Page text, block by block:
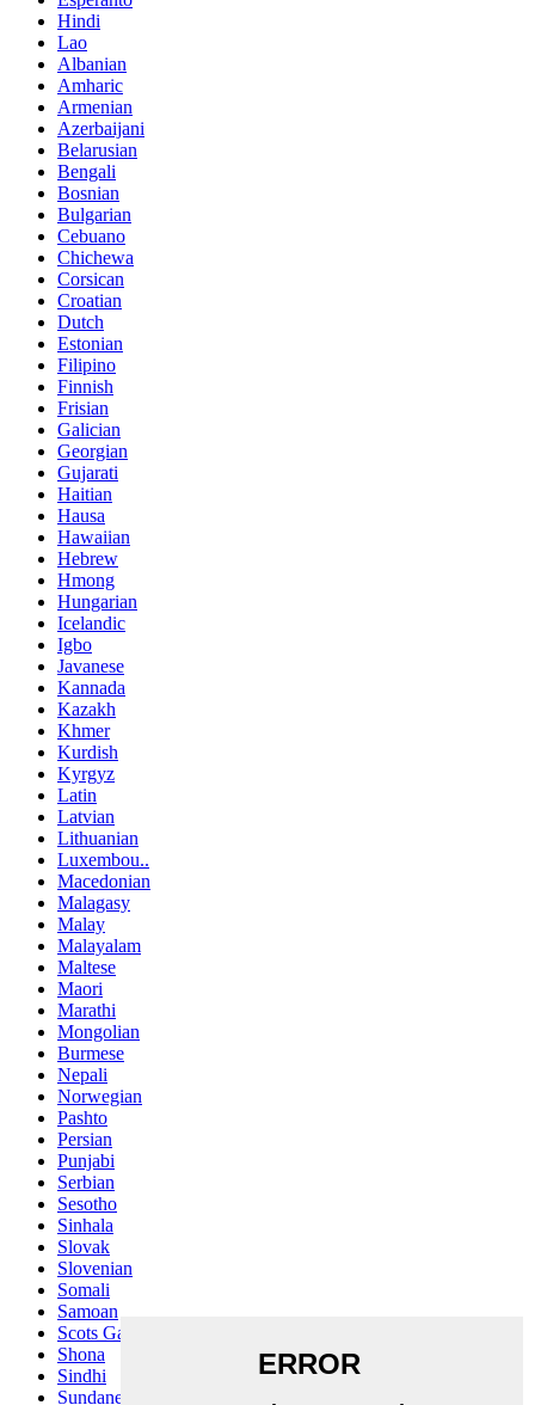
Hindi
Lao
Albanian
Amharic
Armenian
Azerbaijani
Belarusian
Bengali
Bosnian
Bulgarian
Cebuano
Chichewa
Corsican
Croatian
Dutch
Estonian
Filipino
Finnish
Frisian
Galician
Georgian
Gujarati
Haitian
Hausa
Hawaiian
Hebrew
Hmong
Hungarian
Icelandic
Igbo
Javanese
Kannada
Kazakh
Khmer
Kurdish
Kyrgyz
Latin
Latvian
Lithuanian
Luxembou..
Macedonian
Malagasy
Malay
Malayalam
Maltese
Maori
Marathi
Mongolian
Burmese
Nepali
Norwegian
Pashto
Persian
Punjabi
Serbian
Sesotho
Sinhala
Slovak
Slovenian
Somali
Samoan
Scots Gaelic
Shona
Sindhi
Sundanese